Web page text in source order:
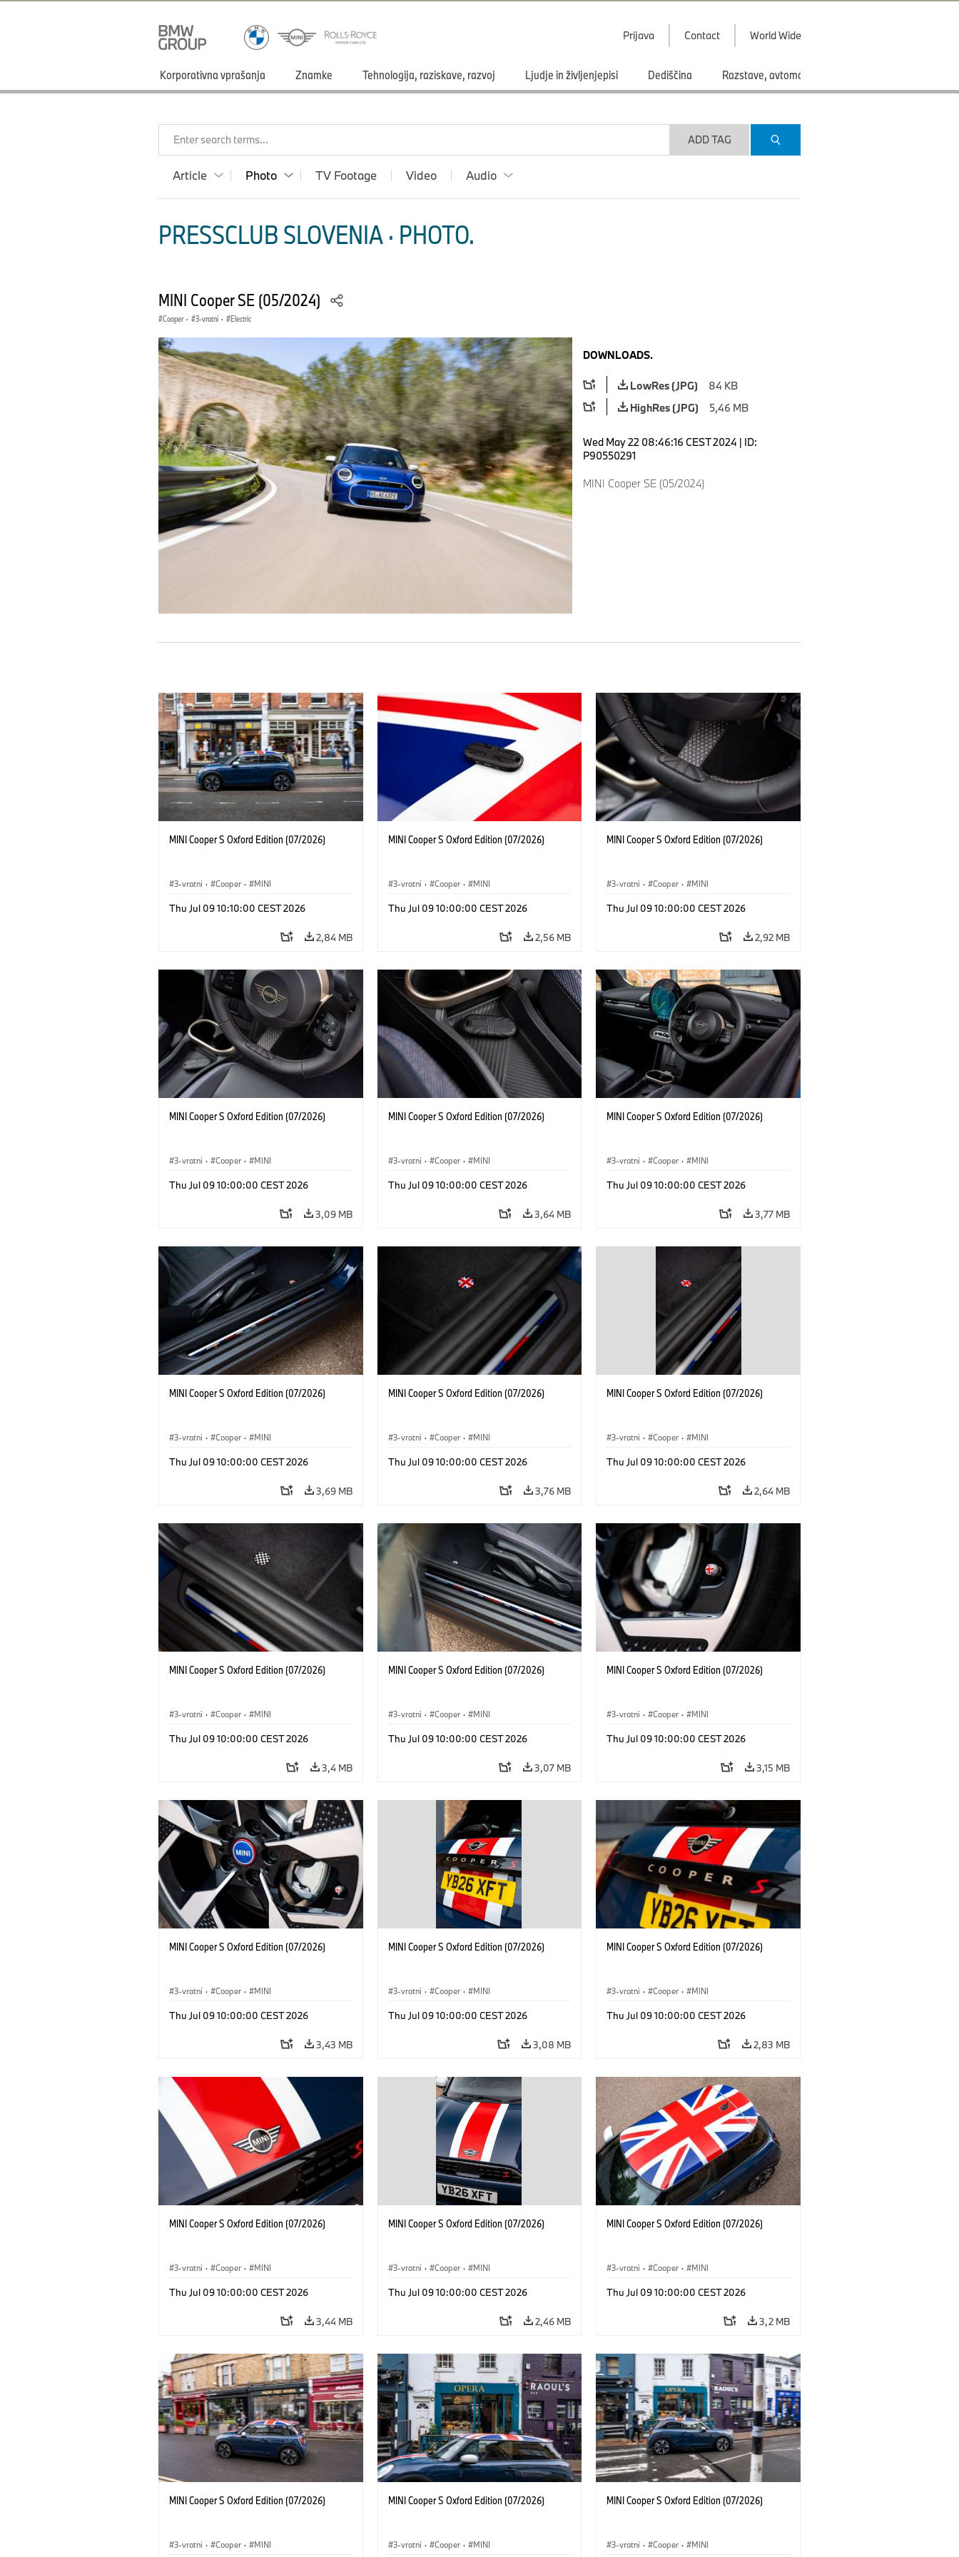
Prijava Contact World Wide
Korporativna vprašanja Znamke Tehnologija, raziskave, razvoj Ljudje in življenjepisi Dediščina Razstave, avtomobilski saloni
Enter search terms... ADD TAG
Article Photo TV Footage Video Audio
PRESSCLUB SLOVENIA · PHOTO.
MINI Cooper SE (05/2024)
Cooper · 3-vratni · Electric
DOWNLOADS.
LowRes (JPG)
84 KB
HighRes (JPG)
5,46 MB
Wed May 22 08:46:16 CEST 2024 | ID:
P90550291
MINI Cooper SE (05/2024)
MINI Cooper S Oxford Edition (07/2026)
3-vratni · Cooper · MINI
Thu Jul 09 10:10:00 CEST 2026
2,84 MB
MINI Cooper S Oxford Edition (07/2026)
3-vratni · Cooper · MINI
Thu Jul 09 10:00:00 CEST 2026
2,56 MB
MINI Cooper S Oxford Edition (07/2026)
3-vratni · Cooper · MINI
Thu Jul 09 10:00:00 CEST 2026
2,92 MB
MINI Cooper S Oxford Edition (07/2026)
3-vratni · Cooper · MINI
Thu Jul 09 10:00:00 CEST 2026
3,09 MB
MINI Cooper S Oxford Edition (07/2026)
3-vratni · Cooper · MINI
Thu Jul 09 10:00:00 CEST 2026
3,64 MB
MINI Cooper S Oxford Edition (07/2026)
3-vratni · Cooper · MINI
Thu Jul 09 10:00:00 CEST 2026
3,77 MB
MINI Cooper S Oxford Edition (07/2026)
3-vratni · Cooper · MINI
Thu Jul 09 10:00:00 CEST 2026
3,69 MB
MINI Cooper S Oxford Edition (07/2026)
3-vratni · Cooper · MINI
Thu Jul 09 10:00:00 CEST 2026
3,76 MB
MINI Cooper S Oxford Edition (07/2026)
3-vratni · Cooper · MINI
Thu Jul 09 10:00:00 CEST 2026
2,64 MB
MINI Cooper S Oxford Edition (07/2026)
3-vratni · Cooper · MINI
Thu Jul 09 10:00:00 CEST 2026
3,4 MB
MINI Cooper S Oxford Edition (07/2026)
3-vratni · Cooper · MINI
Thu Jul 09 10:00:00 CEST 2026
3,07 MB
MINI Cooper S Oxford Edition (07/2026)
3-vratni · Cooper · MINI
Thu Jul 09 10:00:00 CEST 2026
3,15 MB
MINI Cooper S Oxford Edition (07/2026)
3-vratni · Cooper · MINI
Thu Jul 09 10:00:00 CEST 2026
3,43 MB
MINI Cooper S Oxford Edition (07/2026)
3-vratni · Cooper · MINI
Thu Jul 09 10:00:00 CEST 2026
3,08 MB
MINI Cooper S Oxford Edition (07/2026)
3-vratni · Cooper · MINI
Thu Jul 09 10:00:00 CEST 2026
2,83 MB
MINI Cooper S Oxford Edition (07/2026)
3-vratni · Cooper · MINI
Thu Jul 09 10:00:00 CEST 2026
3,44 MB
MINI Cooper S Oxford Edition (07/2026)
3-vratni · Cooper · MINI
Thu Jul 09 10:00:00 CEST 2026
2,46 MB
MINI Cooper S Oxford Edition (07/2026)
3-vratni · Cooper · MINI
Thu Jul 09 10:00:00 CEST 2026
3,2 MB
MINI Cooper S Oxford Edition (07/2026)
3-vratni · Cooper · MINI
MINI Cooper S Oxford Edition (07/2026)
3-vratni · Cooper · MINI
MINI Cooper S Oxford Edition (07/2026)
3-vratni · Cooper · MINI